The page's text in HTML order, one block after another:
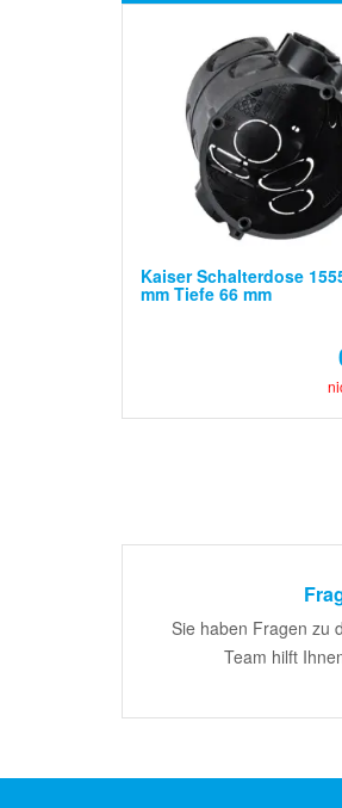
Kaiser Schalterdose
mm Tiefe 66 mm
Sie haben Fragen zu
Team hilft